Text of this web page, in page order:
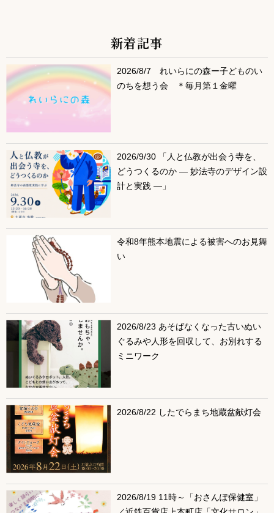
サブコンテンツ
新着記事
2026/8/7 れいらにの森ー子どものい
のちを想う会 ＊毎月第１金曜
2026/9/30 「人と仏教が出会う寺を、
どうつくるのか ― 妙法寺のデザイン設
計と実践 ―」
令和8年熊本地震による被害へのお見舞
い
2026/8/23 あそばなくなった古いぬい
ぐるみや人形を回収して、お別れする
ミニワーク
2026/8/22 したでらまち地蔵盆献灯会
2026/8/19 11時～「おさんぽ保健室」